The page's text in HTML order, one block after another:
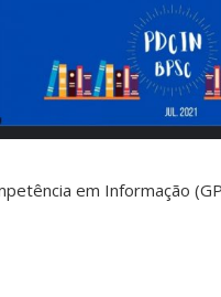
em Informação